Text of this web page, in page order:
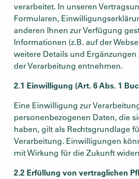
verarbeitet. In unseren
Formularen,
anderen Ihnen zur Verfügung
Informationen (z.B. auf der
weitere Details und Ergänzungen
der Verarbeitung entnehmen.
2.1 Einwilligung (Art. 6 Abs. 1
Eine Einwilligung zur
personenbezogenen Daten, die
haben, gilt als Rechtsgrundlage
Verarbeitung. Einwilligungen
mit Wirkung für die Zukunft
2.2 Erfüllung von vertraglichen